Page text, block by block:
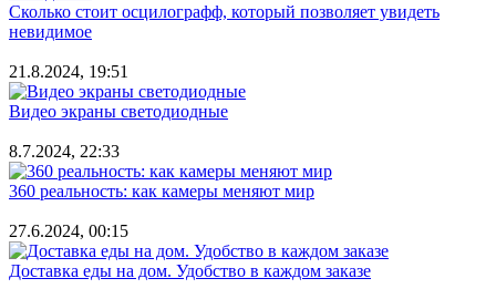
Сколько стоит осцилографф, который позволяет увидеть
невидимое
21.8.2024, 19:51
Видео экраны светодиодные
8.7.2024, 22:33
360 реальность: как камеры меняют мир
27.6.2024, 00:15
Доставка еды на дом. Удобство в каждом заказе